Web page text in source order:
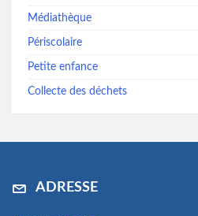
Médiathèque
Périscolaire
Petite enfance
Collecte des déchets
ADRESSE